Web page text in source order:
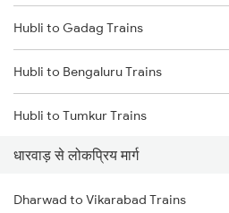
Dharwad to Pune Trains
Dharwad to Ranibennur Trains
Dharwad to Birur Trains
Hubli to Gadag Trains
Hubli to Bengaluru Trains
Hubli to Tumkur Trains
Hubli to Londa Trains
Hubli to Haveri Trains
धारवाड़ से लोकप्रिय मार्ग
Dharwad to Vikarabad Trains